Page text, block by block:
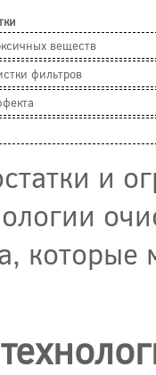
веществ
фильтров
и